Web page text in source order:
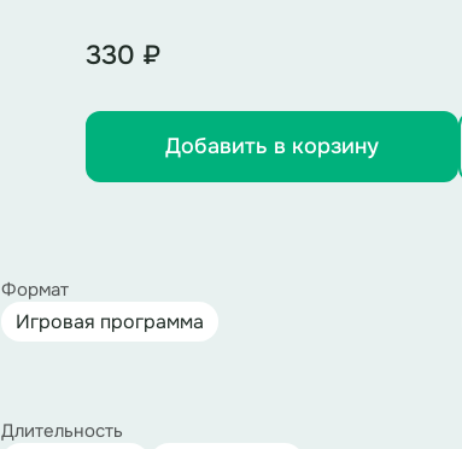
330 ₽
Добавить в корзину
Формат
Игровая программа
Длительность